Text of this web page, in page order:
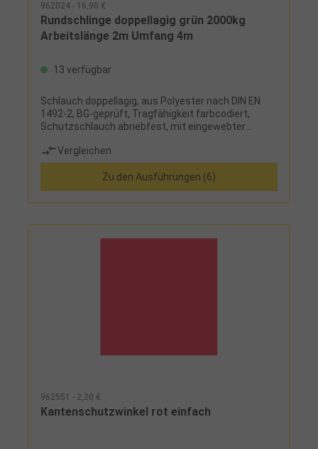
962024 - 16,90 €
Rundschlinge doppellagig grün 2000kg
Arbeitslänge 2m Umfang 4m
13 verfügbar
Schlauch doppellagig, aus Polyester nach DIN EN
1492-2, BG-geprüft, Tragfähigkeit farbcodiert,
Schutzschlauch abriebfest, mit eingewebter
Sicherheit, Sicherheitsetikett mit
Benutzerhinweisen
Vergleichen
Zu den Ausführungen (6)
962551 - 2,20 €
Kantenschutzwinkel rot einfach